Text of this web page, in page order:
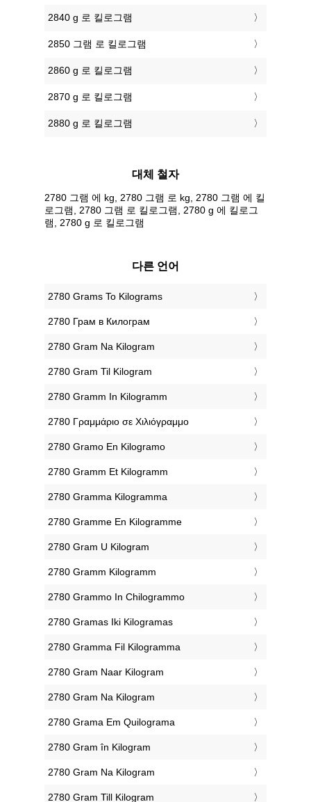
2840 g 로 킬로그램
2850 그램 로 킬로그램
2860 g 로 킬로그램
2870 g 로 킬로그램
2880 g 로 킬로그램
대체 철자
2780 그램 에 kg, 2780 그램 로 kg, 2780 그램 에 킬
로그램, 2780 그램 로 킬로그램, 2780 g 에 킬로그
램, 2780 g 로 킬로그램
다른 언어
‎2780 Grams To Kilograms
‎2780 Грам в Килограм
‎2780 Gram Na Kilogram
‎2780 Gram Til Kilogram
‎2780 Gramm In Kilogramm
‎2780 Γραμμάριο σε Χιλιόγραμμο
‎2780 Gramo En Kilogramo
‎2780 Gramm Et Kilogramm
‎2780 Gramma Kilogramma
‎2780 Gramme En Kilogramme
‎2780 Gram U Kilogram
‎2780 Gramm Kilogramm
‎2780 Grammo In Chilogrammo
‎2780 Gramas Iki Kilogramas
‎2780 Gramma Fil Kilogramma
‎2780 Gram Naar Kilogram
‎2780 Gram Na Kilogram
‎2780 Grama Em Quilograma
‎2780 Gram în Kilogram
‎2780 Gram Na Kilogram
‎2780 Gram Till Kilogram